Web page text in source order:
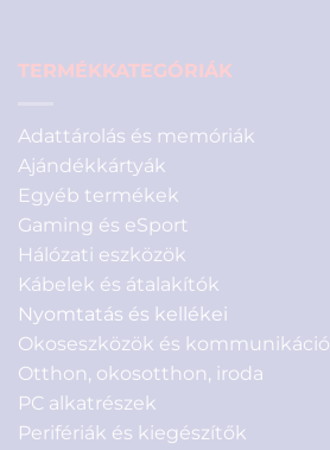
TERMÉKKATEGÓRIÁK
Adattárolás és memóriák
Ajándékkártyák
Egyéb termékek
Gaming és eSport
Hálózati eszközök
Kábelek és átalakítók
Nyomtatás és kellékei
Okoseszközök és kommunikáció
Otthon, okosotthon, iroda
PC alkatrészek
Perifériák és kiegészítők